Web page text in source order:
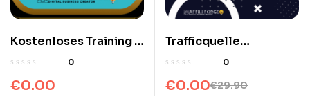
Kostenloses Training –
Automatisierte
Kostenloses
0
€0.00
Trafficquelle
Instagram & Facebook
0
€29.90
€0.00